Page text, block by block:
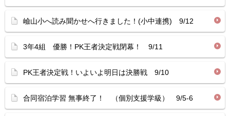
嶮山小へ読み聞かせへ行きました！(小中連携) 9/12
3年4組 優勝！PK王者決定戦閉幕！ 9/11
PK王者決定戦！いよいよ明日は決勝戦 9/10
合同宿泊学習 無事終了！ （個別支援学級） 9/5-6